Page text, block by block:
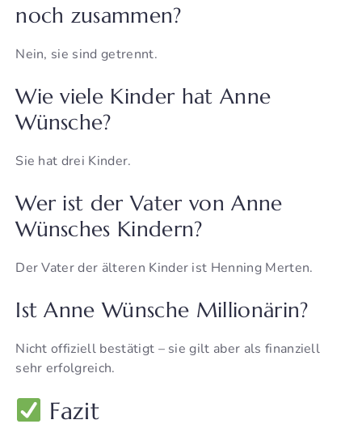
noch zusammen?
Nein, sie sind getrennt.
Wie viele Kinder hat Anne
Wünsche?
Sie hat drei Kinder.
Wer ist der Vater von Anne
Wünsches Kindern?
Der Vater der älteren Kinder ist Henning Merten.
Ist Anne Wünsche Millionärin?
Nicht offiziell bestätigt – sie gilt aber als finanziell
sehr erfolgreich.
Fazit